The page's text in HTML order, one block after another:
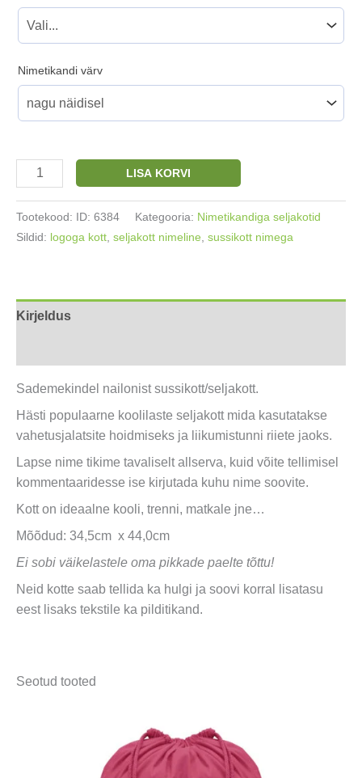
Nimetikandi värv
Sussikott/seljakott
nimeline
LISA KORVI
Tootekood: ID: 6384 Kategooria: Nimetikandiga seljakotid
Sildid: logoga kott seljakott nimeline sussikott nimega
Kirjeldus
Sademekindel nailonist sussikott/seljakott.
Hästi populaarne koolilaste seljakott mida kasutatakse
vahetusjalatsite hoidmiseks ja liikumistunni riiete jaoks.
Lapse nime tikime tavaliselt allserva, kuid võite tellimisel
kommentaaridesse ise kirjutada kuhu nime soovite.
Kott on ideaalne kooli, trenni, matkale jne…
Mõõdud: 34,5cm x 44,0cm
Ei sobi väikelastele oma pikkade paelte tõttu!
Neid kotte saab tellida ka hulgi ja soovi korral lisatasu
eest lisaks tekstile ka pilditikand.
Seotud tooted